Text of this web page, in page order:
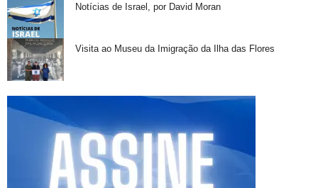
Notícias de Israel, por David Moran
Visita ao Museu da Imigração da Ilha das Flores